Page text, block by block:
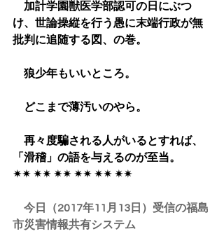
加計学園獣医学部認可の日にぶつ
け、世論操縦を行う愚に末端行政が無
批判に追随する図、の巻。
狼少年もいいところ。
どこまで薄汚いのやら。
再々度騙される人がいるとすれば、
「滑稽」の語を与えるのが至当。
✴︎✴︎ ✴︎✴︎ ✴︎✴︎ ✴︎✴︎ ✴︎✴︎ ✴︎✴︎
今日（2017年11月13日）受信の福島
市災害情報共有システム